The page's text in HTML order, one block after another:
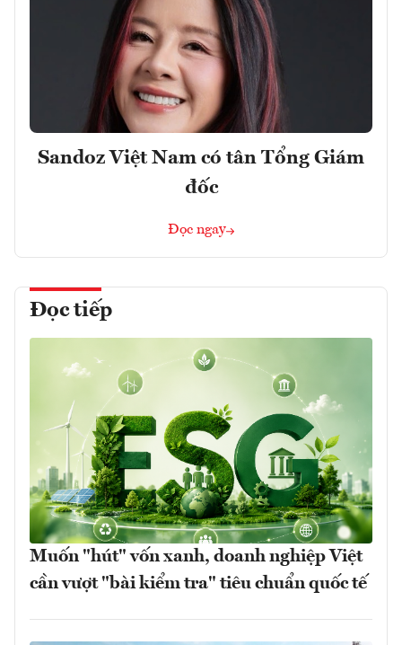
Sandoz Việt Nam có tân Tổng Giám
đốc
Đọc ngay
Đọc tiếp
Muốn "hút" vốn xanh, doanh nghiệp Việt
cần vượt "bài kiểm tra" tiêu chuẩn quốc tế